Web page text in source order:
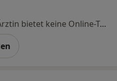
Dieser Arzt bzw. diese Ärztin bietet keine Online-Terminbuchung an diesem Standort an.